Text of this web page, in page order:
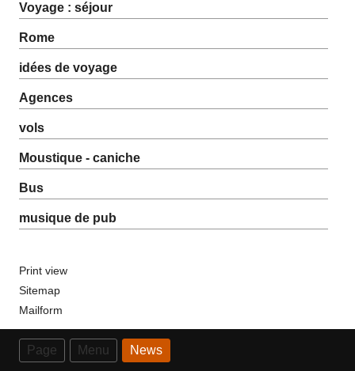
Voyage : séjour
Rome
idées de voyage
Agences
vols
Moustique - caniche
Bus
musique de pub
Print view
Sitemap
Mailform
Page Menu News